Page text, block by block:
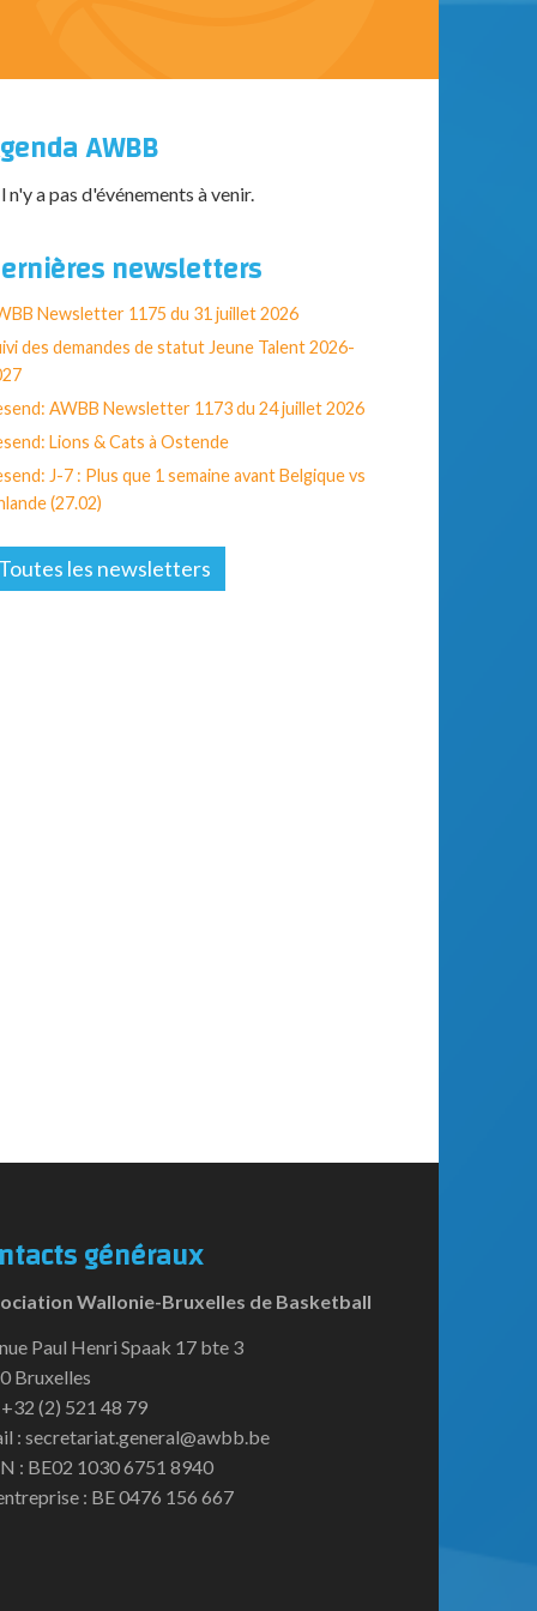
AWBB
n'y a pas d'événements à venir.
newsletters
Newsletter 1175 du 31 juillet 2026
des demandes de statut Jeune Talent 2026-
AWBB Newsletter 1173 du 24 juillet 2026
Lions & Cats à Ostende
J-7 : Plus que 1 semaine avant Belgique vs
(27.02)
les newsletters
généraux
Wallonie-Bruxelles de Basketball
Paul Henri Spaak 17 bte 3
Bruxelles
(2) 521 48 79
: secretariat.general@awbb.be
: BE02 1030 6751 8940
: BE 0476 156 667